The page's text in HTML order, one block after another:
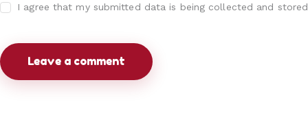
I agree that my submitted data is being collected and